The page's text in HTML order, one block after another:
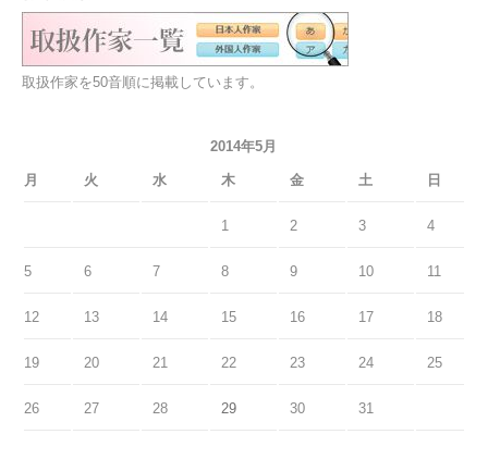
取扱作家を50音順に掲載しています。
2014年5月
月 火 水 木 金 土 日
1 2 3 4
5 6 7 8 9 10 11
12 13 14 15 16 17 18
19 20 21 22 23 24 25
26 27 28 29 30 31